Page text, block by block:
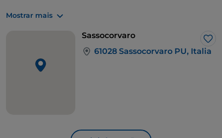
rodeiam desenham uma paisagem harmoniosa e
relaxante, ideal para quem quer viver experiências
verdadeiros sabores do azeite artesanal.
zeite virgem extra produzido aqui é um
Mostrar mais
Sassocorvaro
61028 Sassocorvaro PU, Italia